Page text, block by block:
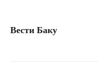
Вести Баку